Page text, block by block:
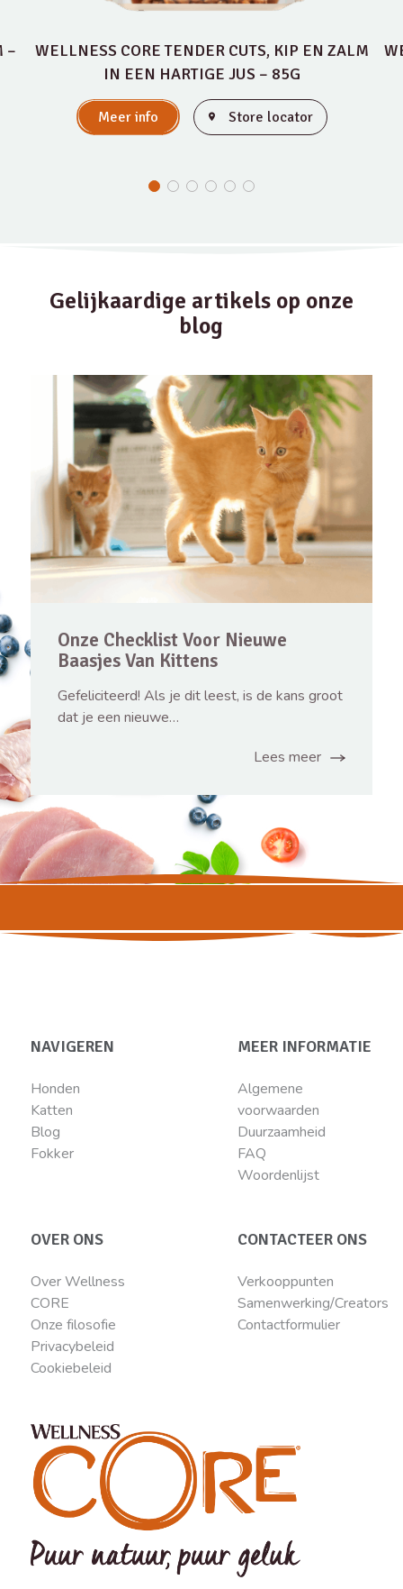
–
WELLNESS CORE TENDER CUTS, KIP EN ZALM
IN EEN HARTIGE JUS – 85G
Meer info Store locator
Gelijkaardige artikels op onze
blog
Onze Checklist Voor Nieuwe
Baasjes Van Kittens
Gefeliciteerd! Als je dit leest, is de kans groot
dat je een nieuwe…
Lees meer
NAVIGEREN
Honden
Katten
Blog
Fokker
MEER INFORMATIE
Algemene
voorwaarden
Duurzaamheid
FAQ
Woordenlijst
OVER ONS
Over Wellness
CORE
Onze filosofie
Privacybeleid
Cookiebeleid
CONTACTEER ONS
Verkooppunten
Samenwerking/Creators
Contactformulier